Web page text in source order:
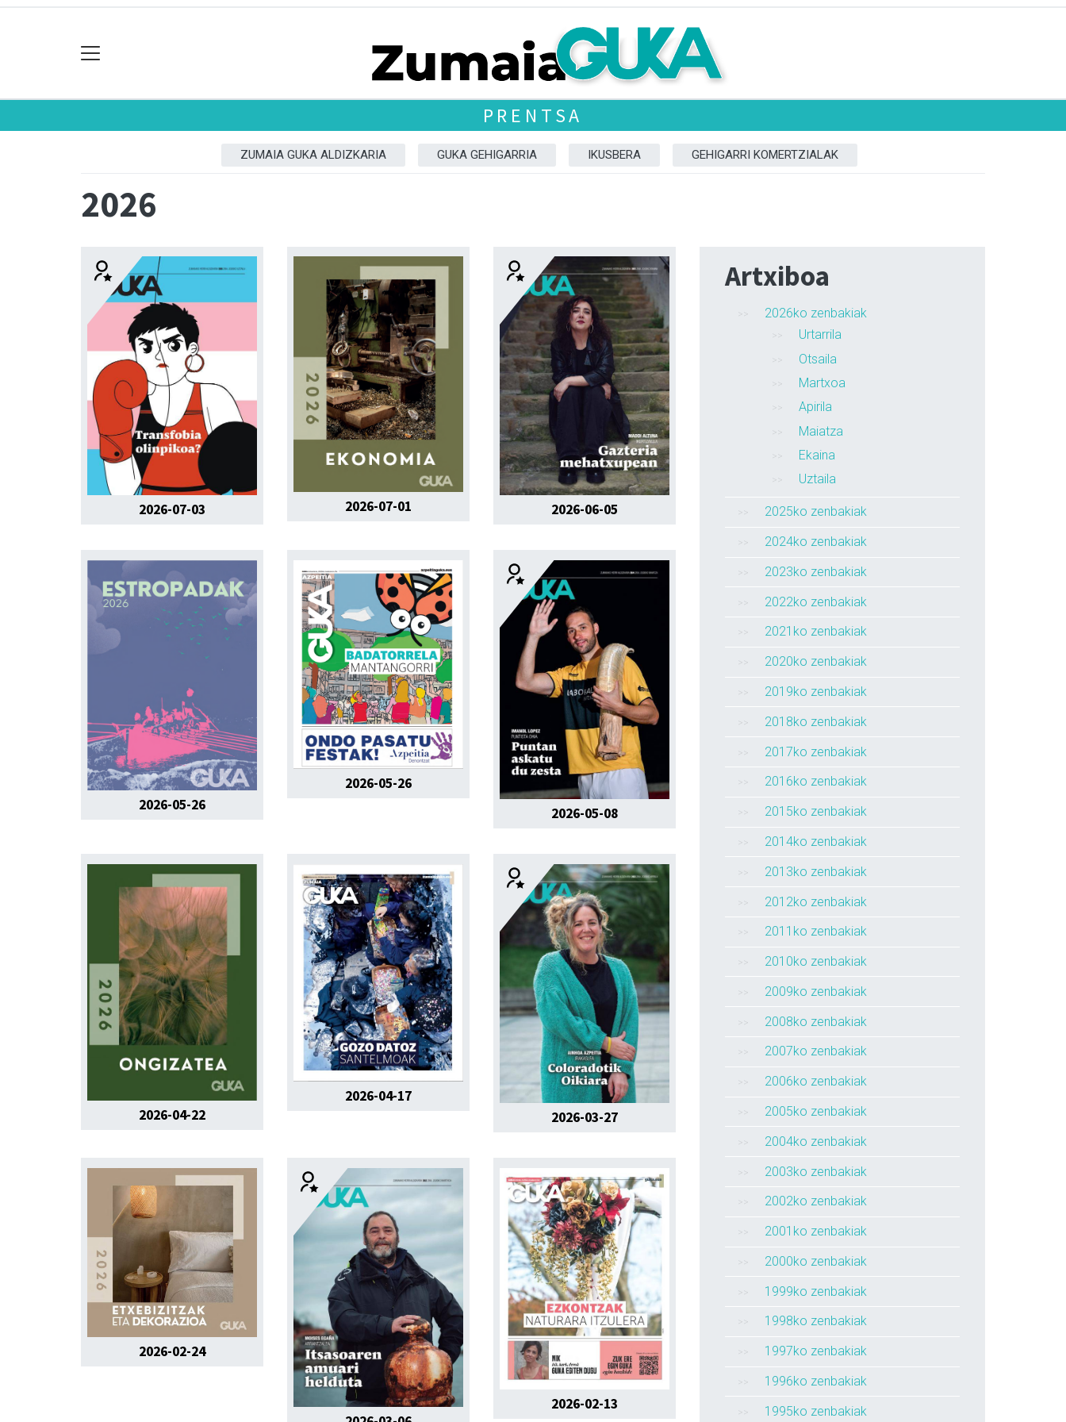
PRENTSA
ZUMAIA GUKA ALDIZKARIA GUKA GEHIGARRIA IKUSBERA GEHIGARRI KOMERTZIALAK
2026
2026-07-03 2026-07-01 2026-06-05
2026-05-26
2026-05-26
2026-05-08
2026-04-22
2026-04-17
2026-03-27
2026-02-24
2026-02-13
Artxiboa
2026ko zenbakiak
Urtarrila
Otsaila
Martxoa
Apirila
Maiatza
Ekaina
Uztaila
2025ko zenbakiak
2024ko zenbakiak
2023ko zenbakiak
2022ko zenbakiak
2021ko zenbakiak
2020ko zenbakiak
2019ko zenbakiak
2018ko zenbakiak
2017ko zenbakiak
2016ko zenbakiak
2015ko zenbakiak
2014ko zenbakiak
2013ko zenbakiak
2012ko zenbakiak
2011ko zenbakiak
2010ko zenbakiak
2009ko zenbakiak
2008ko zenbakiak
2007ko zenbakiak
2006ko zenbakiak
2005ko zenbakiak
2004ko zenbakiak
2003ko zenbakiak
2002ko zenbakiak
2001ko zenbakiak
2000ko zenbakiak
1999ko zenbakiak
1998ko zenbakiak
1997ko zenbakiak
1996ko zenbakiak
1995ko zenbakiak